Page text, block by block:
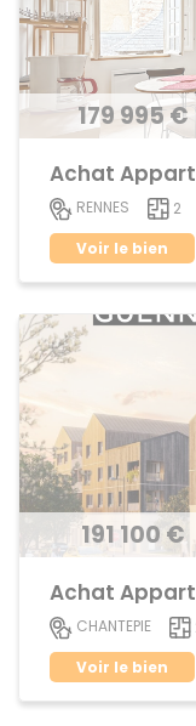
179 995 €
RENNES 2
Voir le bien
191 100 €
CHANTEPIE
Voir le bien